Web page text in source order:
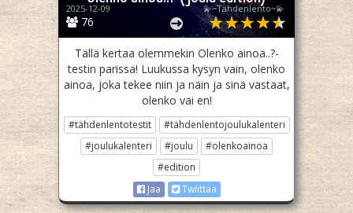
76
2025-12-09 💫~Tähdenlento~💫
Tällä kertaa olemmekin Olenko ainoa..?-
testin parissa! Luukussa kysyn vain, olenko
ainoa, joka tekee niin ja näin ja sinä vastaat,
olenko vai en!
#tähdenlentotestit
#tähdenlentojoulukalenteri
#joulukalenteri
#joulu
#olenkoainoa
#edition
Jaa
Twiittaa